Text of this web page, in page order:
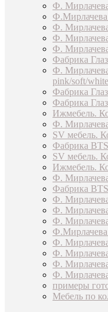
Ф.
Ф.
Ф.
Ф.
Фабрика
Ф.
pink/soft/
Фабрика
Фабрика
Ижмебель.
Ф.
SV мебель.
Фабрика
SV мебель.
Ижмебель.
Ф.
Фабрика
Ф.
Ф.
Ф.
Ф.
Ф.
Ф.
Ф.
примеры
Мебель по